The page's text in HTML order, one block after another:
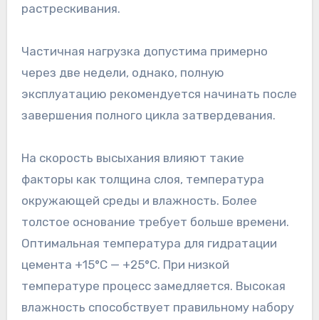
растрескивания.
Частичная нагрузка допустима примерно
через две недели, однако, полную
эксплуатацию рекомендуется начинать после
завершения полного цикла затвердевания.
На скорость высыхания влияют такие
факторы как толщина слоя, температура
окружающей среды и влажность. Более
толстое основание требует больше времени.
Оптимальная температура для гидратации
цемента +15°C — +25°C. При низкой
температуре процесс замедляется. Высокая
влажность способствует правильному набору